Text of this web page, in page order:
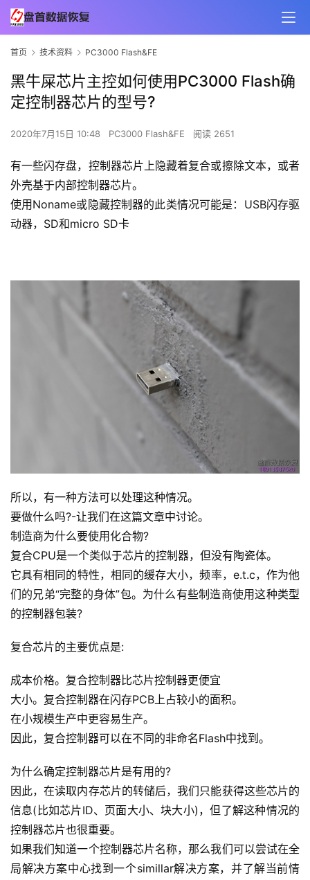
首页 技术资料 PC3000 Flash&FE
黑牛屎芯片主控如何使用PC3000 Flash确
定控制器芯片的型号?
2020年7月15日 10:48 PC3000 Flash&FE 阅读 2651
有一些闪存盘，控制器芯片上隐藏着复合或擦除文本，或者
外壳基于内部控制器芯片。
使用Noname或隐藏控制器的此类情况可能是：USB闪存驱
动器，SD和micro SD卡
所以，有一种方法可以处理这种情况。
要做什么吗?-让我们在这篇文章中讨论。
制造商为什么要使用化合物?
复合CPU是一个类似于芯片的控制器，但没有陶瓷体。
它具有相同的特性，相同的缓存大小，频率，e.t.c，作为他
们的兄弟“完整的身体”包。为什么有些制造商使用这种类型
的控制器包装?
复合芯片的主要优点是:
成本价格。复合控制器比芯片控制器更便宜
大小。复合控制器在闪存PCB上占较小的面积。
在小规模生产中更容易生产。
因此，复合控制器可以在不同的非命名Flash中找到。
为什么确定控制器芯片是有用的?
因此，在读取内存芯片的转储后，我们只能获得这些芯片的
信息(比如芯片ID、页面大小、块大小)，但了解这种情况的
控制器芯片也很重要。
如果我们知道一个控制器芯片名称，那么我们可以尝试在全
局解决方案中心找到一个simillar解决方案，并了解当前情